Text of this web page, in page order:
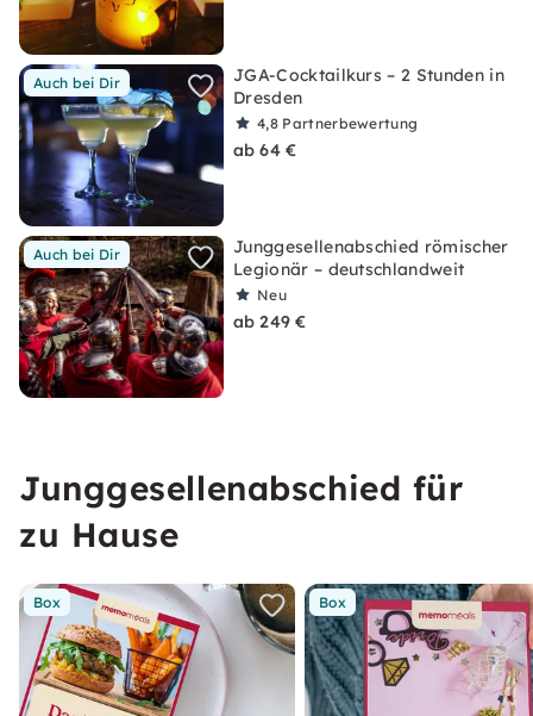
Auch bei Dir
JGA-Cocktailkurs – 2 Stunden in
Dresden
4,8 Partnerbewertung
ab 64 €
Auch bei Dir
Junggesellenabschied römischer
Legionär – deutschlandweit
Neu
ab 249 €
Junggesellenabschied für
zu Hause
Box Box